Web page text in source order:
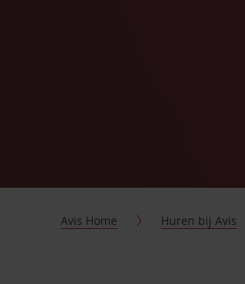
Avis Home Huren bij Avis